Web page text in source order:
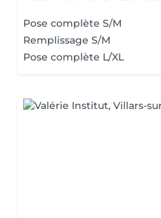
Pose complète S/M
Remplissage S/M
Pose complète L/XL